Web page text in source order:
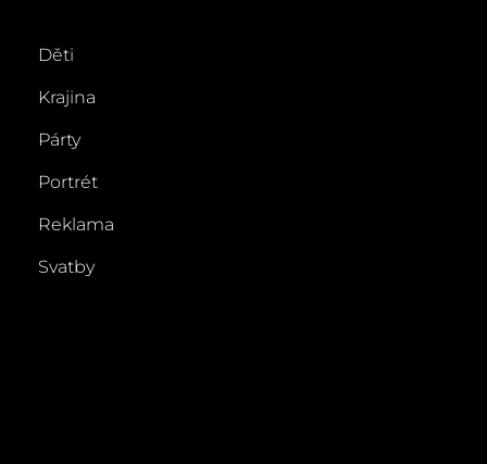
Děti
Krajina
Párty
Portrét
Reklama
Svatby